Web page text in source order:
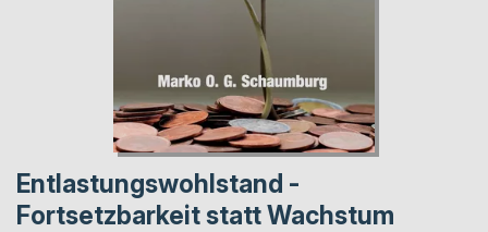
Entlastungswohlstand -
Fortsetzbarkeit statt Wachstum